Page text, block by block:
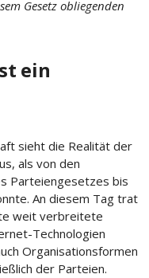
Gesetz obliegenden
ein
sieht die Realität der
als von den
Parteiengesetzes bis
An diesem Tag trat
weit verbreitete
Technologien
Organisationsformen
der Parteien.